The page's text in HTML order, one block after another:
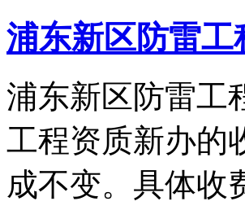
浦东新区防雷
浦东新区防雷工
工程资质新办的
成不变。具体收